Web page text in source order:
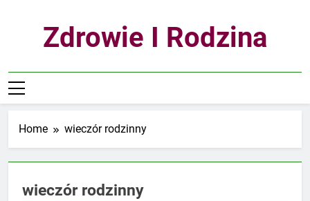
Zdrowie I Rodzina
Home wieczór rodzinny
wieczór rodzinny